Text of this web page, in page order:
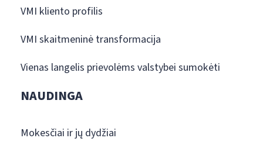
VMI kliento profilis
VMI skaitmeninė transformacija
Vienas langelis prievolėms valstybei sumokėti
NAUDINGA
Mokesčiai ir jų dydžiai